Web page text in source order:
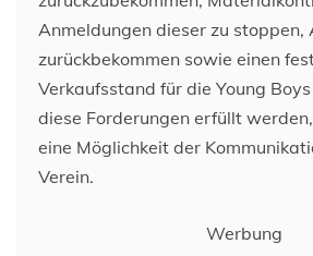
Anmeldungen dieser zu stoppen,
zurückbekommen sowie einen
Verkaufsstand für die Young
diese Forderungen erfüllt
eine Möglichkeit der
Verein.
Werbung